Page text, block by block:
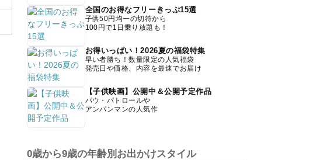
全国のお得なフリーきっぷ15選
子供50円均一の切符から
100円で1日乗り放題も！
お得いっぱい！2026夏の福袋特集
早い者勝ち！数量限定の人気福袋
発売日や価格、内容を最速でお届け
【子供映画】公開中＆公開予定作品
パウ・パトロールや
アンパンマンの人気作
0歳から9歳の年齢別お出かけスタイル